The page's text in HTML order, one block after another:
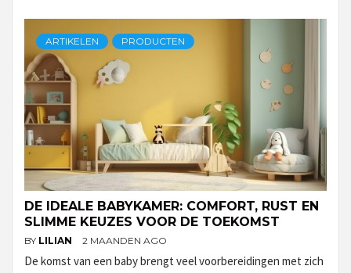
ARTIKELEN PRODUCTEN
DE IDEALE BABYKAMER: COMFORT, RUST EN
SLIMME KEUZES VOOR DE TOEKOMST
BY LILIAN 2 MAANDEN AGO
De komst van een baby brengt veel voorbereidingen met zich